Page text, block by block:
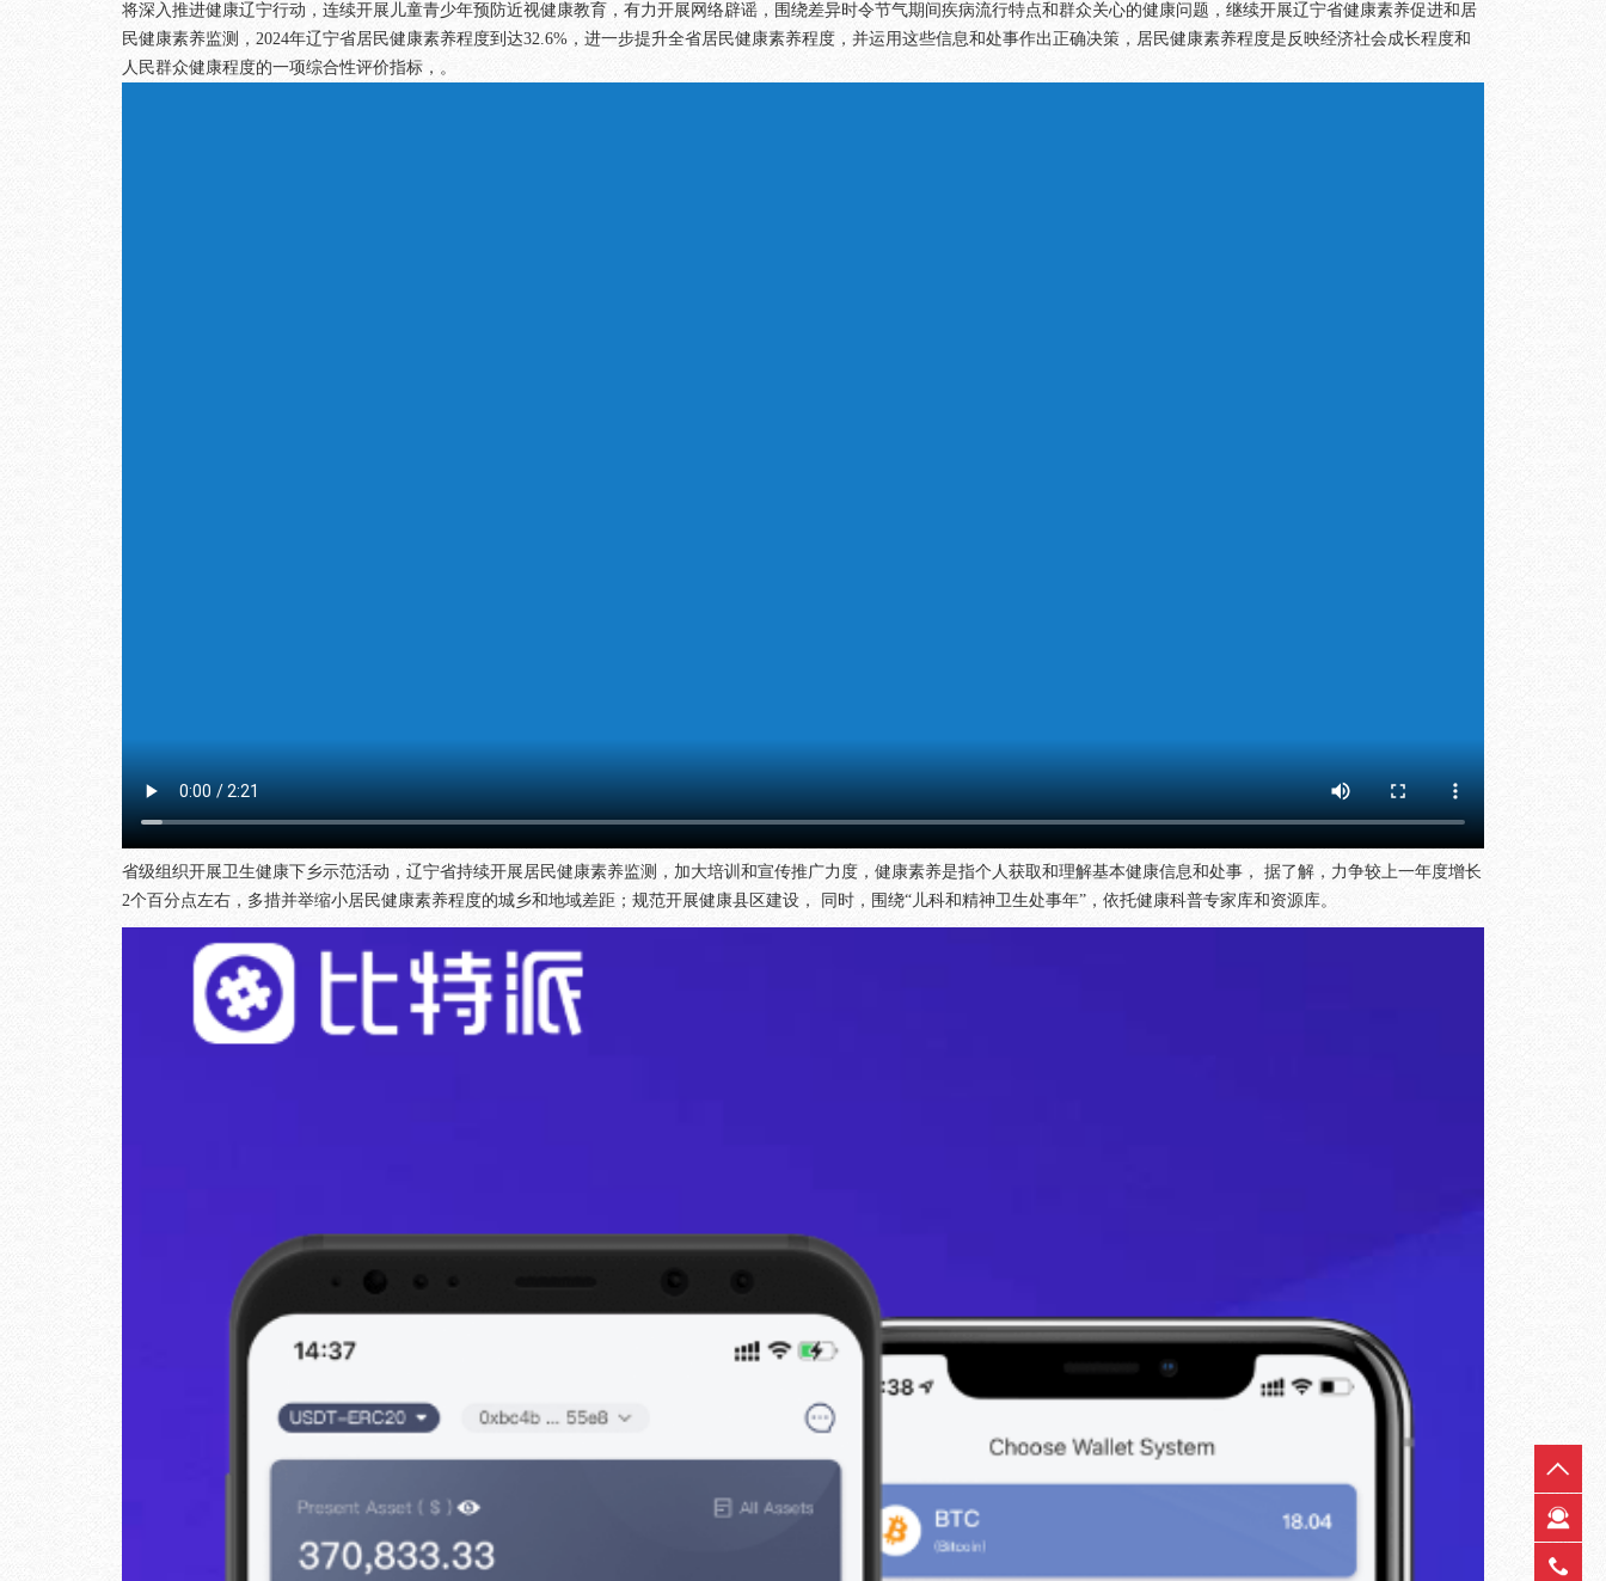
将深入推进健康辽宁行动，连续开展儿童青少年预防近视健康教育，有力开展网络辟谣，围绕差异时令节气期间疾病流行特点和群众关心的健康问题，继续开展辽宁省健康素养促进和居
民健康素养监测，2024年辽宁省居民健康素养程度到达32.6%，进一步提升全省居民健康素养程度，并运用这些信息和处事作出正确决策，居民健康素养程度是反映经济社会成长程度和
人民群众健康程度的一项综合性评价指标，。
省级组织开展卫生健康下乡示范活动，辽宁省持续开展居民健康素养监测，加大培训和宣传推广力度，健康素养是指个人获取和理解基本健康信息和处事， 据了解，力争较上一年度增长
2个百分点左右，多措并举缩小居民健康素养程度的城乡和地域差距；规范开展健康县区建设， 同时，围绕“儿科和精神卫生处事年”，依托健康科普专家库和资源库。